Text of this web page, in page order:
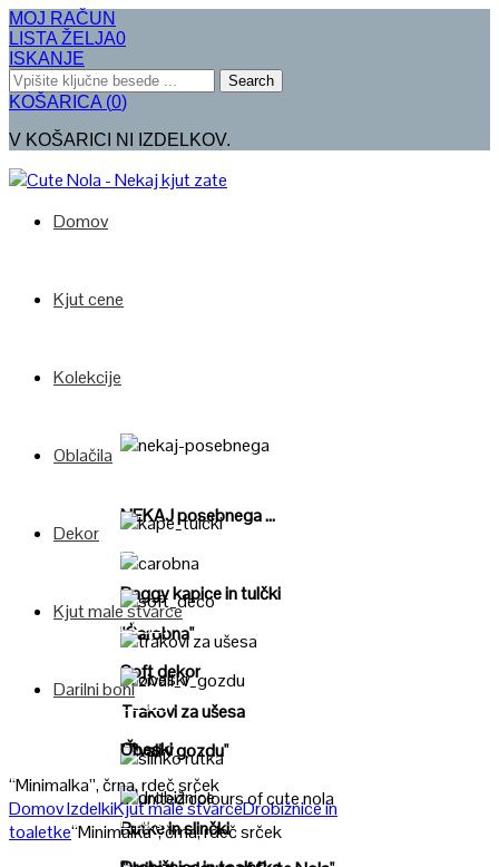
MOJ RAČUN
LISTA ŽELJA0
ISKANJE
Search
KOŠARICA (0)
V KOŠARICI NI IZDELKOV.
Domov
Kjut cene
Kolekcije
NEKAJ posebnega ...
Poglej
"Čarobna"
Poglej
"Živali v gozdu"
Poglej
Oblačila
Poglej
Baggy kapice in tulčki
Poglej
Trakovi za ušesa
Poglej
Rutke in slinčki
Dekor
Poglej
Soft dekor
Kjut male stvarce
Poglej
Obeski
Poglej
Darilni boni
“Minimalka”, črna, rdeč srček
DomovIzdelkiKjut male stvarceDrobižnice in
toaletke“Minimalka”, črna, rdeč srček